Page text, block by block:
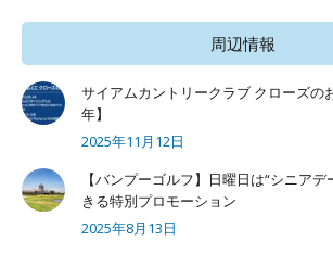
周辺情報
サイアムカントリークラブ クローズの
年】
2025年11月12日
【バンプーゴルフ】日曜日は“シニア
きる特別プロモーション
2025年8月13日